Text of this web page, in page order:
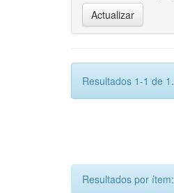
Resultados 1-1 de 1.
Resultados por ítem: